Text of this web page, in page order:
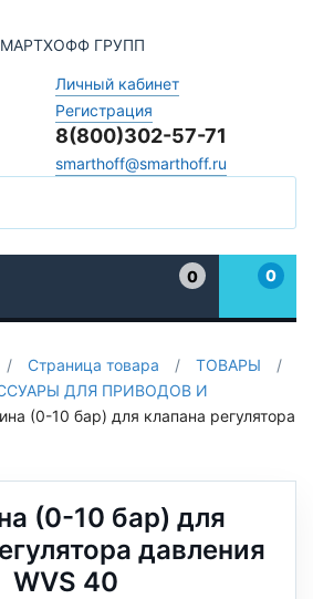
Личный кабинет
Регистрация
8(800)302-57-71
smarthoff@smarthoff.ru
0
0
/ Страница товара / ТОВАРЫ
/
ДЛЯ ПРИВОДОВ И
(0-10 бар) для клапана регулятора
(0-10 бар) для
давления
WVS 40